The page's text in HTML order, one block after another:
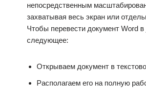
непосредственным
захватывая весь экран или
Чтобы перевести документ Word
следующее:
Открываем документ в
Располагаем его на полную